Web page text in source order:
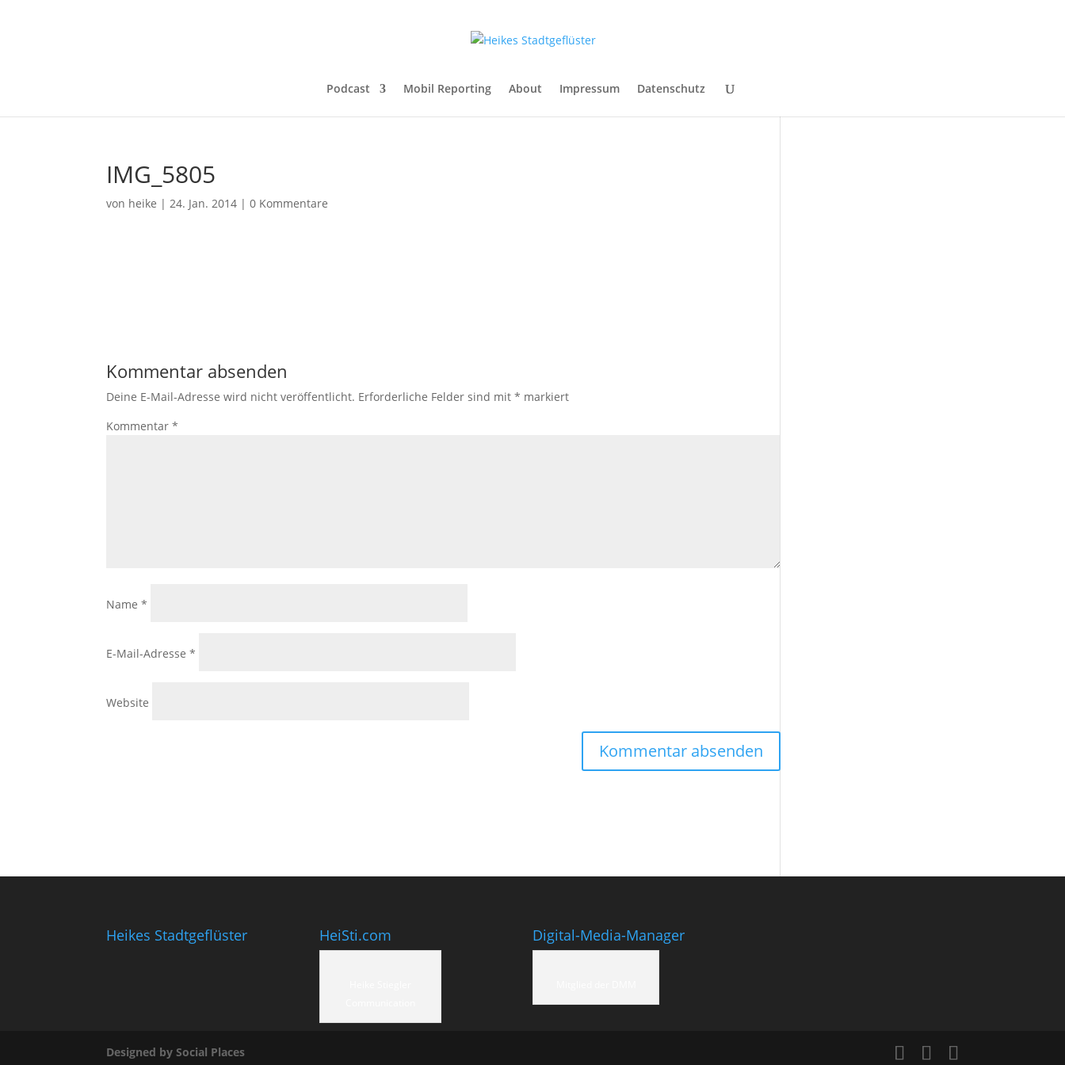
Podcast Mobil Reporting About Impressum Datenschutz
IMG_5805
von heike |24. Jan. 2014 |0 Kommentare
Kommentar absenden
Deine E-Mail-Adresse wird nicht veröffentlicht. Erforderliche Felder sind mit* markiert
Kommentar*
Name*
E-Mail-Adresse*
Website
Heikes Stadtgeflüster HeiSti.com Digital-Media-Manager
Designed by Social Places